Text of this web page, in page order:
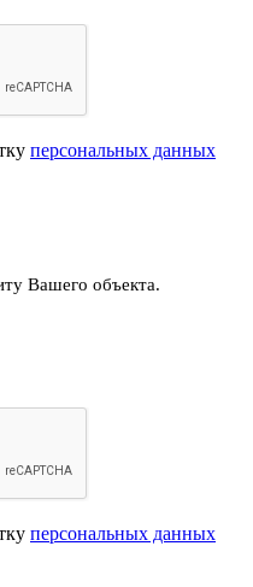
персональных данных
Вашего объекта.
персональных данных